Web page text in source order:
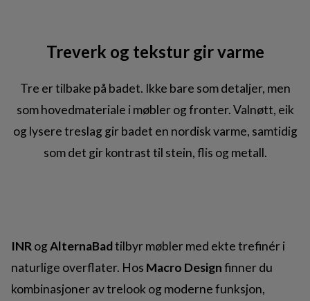
Treverk og tekstur gir varme
Tre er tilbake på badet. Ikke bare som detaljer, men
som hovedmateriale i møbler og fronter. Valnøtt, eik
og lysere treslag gir badet en nordisk varme, samtidig
som det gir kontrast til stein, flis og metall.
INRogAlternaBadtilbyr møbler med ekte trefinér i
naturlige overflater. Hos Macro Designfinner du
kombinasjoner av trelook og moderne funksjon,